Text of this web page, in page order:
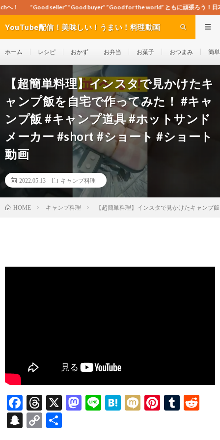
”Good buyer” ”Good for the world” ともに頑張ろう！日本！世界！
YouTube配信！美味しい！うまい！料理動画
ホーム レシピ おかず お弁当 お菓子 おつまみ 簡
【超簡単料理】インスタで見かけたキ
ャンプ飯を自宅で作ってみた！ #キャ
ンプ飯 #キャンプ道具 #ホットサンド
メーカー #short #ショート #ショート
動画
2022.05.13 キャンプ料理
HOME キャンプ料理 【超簡単料理】インスタで見かけたキャンプ
F
ac
e
T
hr
ea
X
M Li H M Pi T
S
C